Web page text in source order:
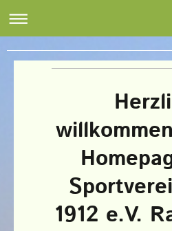
1912 e.V.